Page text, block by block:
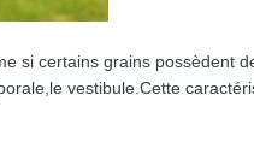
si certains grains possèdent
vestibule.Cette